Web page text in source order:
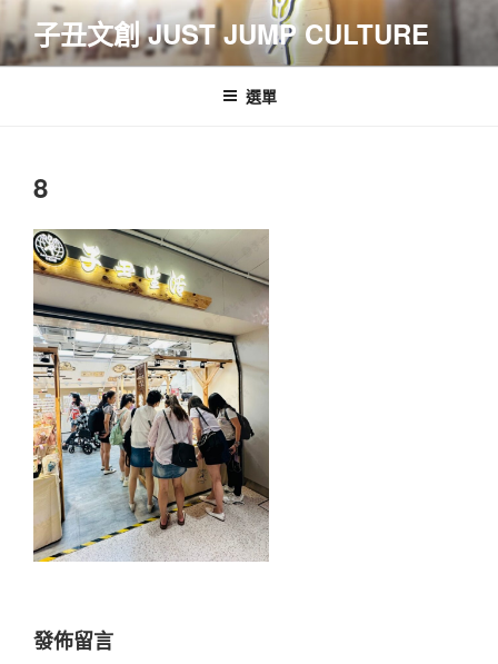
跳
至
主
子丑文創 JUST JUMP CULTURE
選單
8
發佈留言